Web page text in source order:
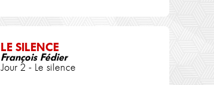
LE SILENCE
François Fédier
Jour 2 - Le silence